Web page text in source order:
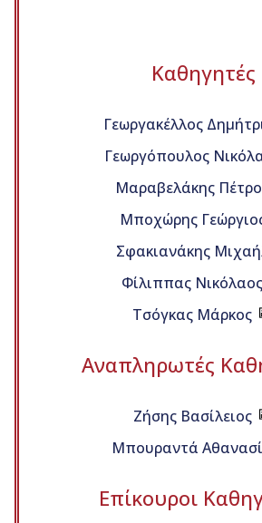
Καθηγητές
Γεωργακέλλος
Γεωργόπουλος
Mαραβελάκης
Μποχώρης
Σφακιανάκης
Φίλιππας Νικόλαος
Τσόγκας Μάρκος
Αναπληρωτές
Ζήσης Βασίλειος
Μπουραντά
Επίκουροι